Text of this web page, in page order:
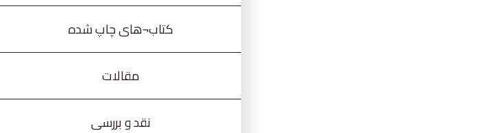
کتاب¬های چاپ شده
مقالات
نقد و بررسی